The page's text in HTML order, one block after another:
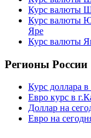
Курс валюты
Курс валюты
Яре
Курс валюты
Регионы России
Курс доллара в
Евро курс в
Доллар на
Евро на